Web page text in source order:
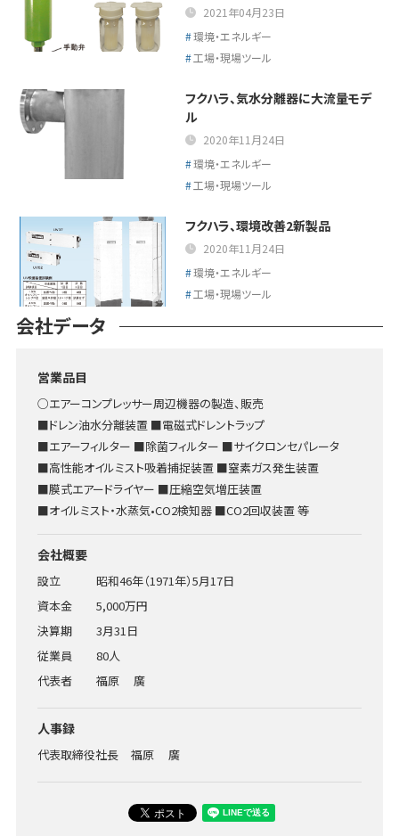
2021年04月23日
環境・エネルギー
工場・現場ツール
フクハラ、気水分離器に大流量モデ
ル
2020年11月24日
環境・エネルギー
工場・現場ツール
フクハラ、環境改善2新製品
2020年11月24日
環境・エネルギー
工場・現場ツール
会社データ
営業品目
○エアーコンプレッサー周辺機器の製造、販売
■ドレン油水分離装置 ■電磁式ドレントラップ
■エアーフィルター ■除菌フィルター ■サイクロンセパレータ
■高性能オイルミスト吸着捕捉装置 ■窒素ガス発生装置
■膜式エアードライヤー ■圧縮空気増圧装置
■オイルミスト・水蒸気•CO2検知器 ■CO2回収装置 等
会社概要
設立
昭和46年（1971年）5月17日
資本金
5,000万円
決算期
3月31日
従業員
80人
代表者
福原 廣
人事録
代表取締役社長 福原 廣